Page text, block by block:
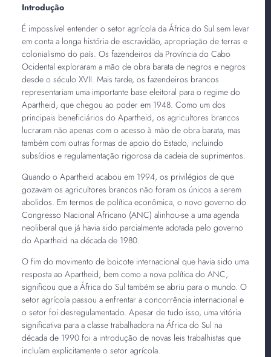
Introdução
É impossível entender o setor agrícola da África do Sul sem levar
em conta a longa história de escravidão, apropriação de terras e
colonialismo do país. Os fazendeiros da Província do Cabo
Ocidental exploraram a mão de obra barata de negros e negros
desde o século XVII. Mais tarde, os fazendeiros brancos
representariam uma importante base eleitoral para o regime do
Apartheid, que chegou ao poder em 1948. Como um dos
principais beneficiários do Apartheid, os agricultores brancos
lucraram não apenas com o acesso à mão de obra barata, mas
também com outras formas de apoio do Estado, incluindo
subsídios e regulamentação rigorosa da cadeia de suprimentos.
Quando o Apartheid acabou em 1994, os privilégios de que
gozavam os agricultores brancos não foram os únicos a serem
abolidos. Em termos de política econômica, o novo governo do
Congresso Nacional Africano (ANC) alinhou-se a uma agenda
neoliberal que já havia sido parcialmente adotada pelo governo
do Apartheid na década de 1980.
O fim do movimento de boicote internacional que havia sido uma
resposta ao Apartheid, bem como a nova política do ANC,
significou que a África do Sul também se abriu para o mundo. O
setor agrícola passou a enfrentar a concorrência internacional e
o setor foi desregulamentado. Apesar de tudo isso, uma vitória
significativa para a classe trabalhadora na África do Sul na
década de 1990 foi a introdução de novas leis trabalhistas que
incluíam explicitamente o setor agrícola.